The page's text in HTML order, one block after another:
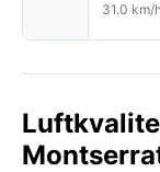
31.0 km/h